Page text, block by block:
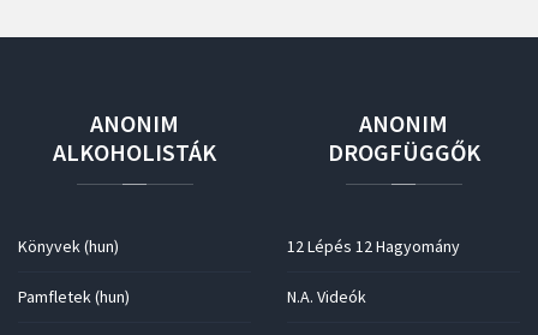
ANONIM
ALKOHOLISTÁK
Könyvek (hun)
Pamfletek (hun)
ANONIM
DROGFÜGGŐK
12 Lépés 12 Hagyomány
N.A. Videók